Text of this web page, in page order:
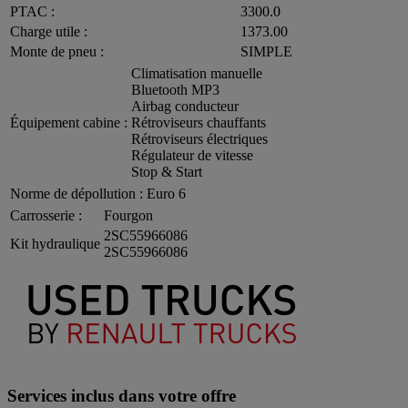
PTAC :
3300.0
Charge utile :
1373.00
Monte de pneu :
SIMPLE
Équipement cabine :
Climatisation manuelle
Bluetooth MP3
Airbag conducteur
Rétroviseurs chauffants
Rétroviseurs électriques
Régulateur de vitesse
Stop & Start
Norme de dépollution : Euro 6
Carrosserie :
Fourgon
Kit hydraulique
2SC55966086
2SC55966086
Services inclus dans votre offre